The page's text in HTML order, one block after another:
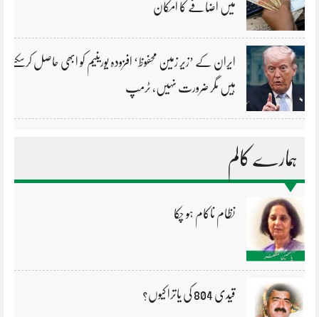
میں اضافے کا امکان
ایران کے ’زیر زمین محفوظ‘ افزودہ یورینیم کو ابھی حاصل کرسکتے
ہیں مگر ضرورت نہیں، ٹرمپ
ہمارے کالم
نظام ناکام ہو چکا
قیدی 804 کی یاترا کیوں؟